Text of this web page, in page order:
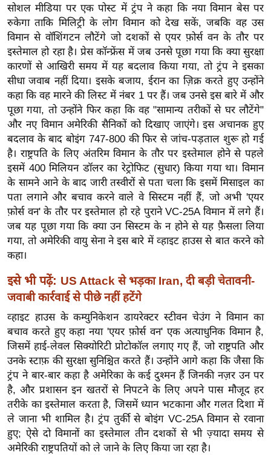
ख्सि
य
त
यं
ग
इं
डि
या
सा
हि
त्य
ज
ग
त
ऑ
टो
र्ल्ड
न्यू
ज
ब्री
फ
म
नो
रं
ज
न
ज
सोशल मीडिया पर एक पोस्ट में ट्रंप ने कहा कि नया विमान बेस पर
रुकेगा ताकि मिलिट्री के लोग विमान को देख सकें, जबकि वह उस
विमान से वॉशिंगटन लौटेंगे जो दशकों से एयर फ़ोर्स वन के तौर पर
इस्तेमाल हो रहा है। प्रेस कॉन्फ्रेंस में जब उनसे पूछा गया कि क्या सुरक्षा
कारणों से आखिरी समय में यह बदलाव किया गया, तो ट्रंप ने इसका
सीधा जवाब नहीं दिया। इसके बजाय, ईरान का ज़िक्र करते हुए उन्होंने
कहा कि वह मारने की लिस्ट में नंबर 1 पर हैं। जब उनसे इस बारे में और
पूछा गया, तो उन्होंने फिर कहा कि वह "सामान्य तरीकों से घर लौटेंगे"
और नए विमान अमेरिकी सैनिकों को दिखाए जाएंगे। इस अचानक हुए
बदलाव के बाद बोइंग 747-800 की फिर से जांच-पड़ताल शुरू हो गई
है। राष्ट्रपति के लिए अंतरिम विमान के तौर पर इस्तेमाल होने से पहले
इसमें 400 मिलियन डॉलर का रेट्रोफिट (सुधार) किया गया था। विमान
के सामने आने के बाद जारी तस्वीरों से पता चला कि इसमें मिसाइल का
पता लगाने और बचाव करने वाले वे सिस्टम नहीं हैं, जो अभी 'एयर
फ़ोर्स वन' के तौर पर इस्तेमाल हो रहे पुराने VC-25A विमान में लगे हैं।
जब यह पूछा गया कि क्या उन सिस्टम के न होने से यह फ़ैसला लिया
गया, तो अमेरिकी वायु सेना ने इस बारे में व्हाइट हाउस से बात करने को
कहा।
इसे भी पढ़ें: US Attack से भड़का Iran, दी बड़ी चेतावनी-
जवाबी कार्रवाई से पीछे नहीं हटेंगे
व्हाइट हाउस के कम्युनिकेशन डायरेक्टर स्टीवन चेउंग ने विमान का
बचाव करते हुए कहा नया 'एयर फ़ोर्स वन' एक अत्याधुनिक विमान है,
जिसमें हाई-लेवल सिक्योरिटी प्रोटोकॉल लगाए गए हैं, जो राष्ट्रपति और
उनके स्टाफ़ की सुरक्षा सुनिश्चित करते हैं। उन्होंने आगे कहा कि जैसा कि
ट्रंप ने बार-बार कहा है अमेरिका के कई दुश्मन हैं जिनकी नज़र उन पर
है, और प्रशासन इन खतरों से निपटने के लिए अपने पास मौजूद हर
तरीके का इस्तेमाल करता है, जिसमें ध्यान भटकाना और गलत दिशा में
ले जाना भी शामिल है। ट्रंप तुर्की से बोइंग VC-25A विमान से रवाना
हुए; ऐसे दो विमानों का इस्तेमाल तीन दशकों से भी ज़्यादा समय से
अमेरिकी राष्ट्रपतियों को ले जाने के लिए किया जा रहा है।